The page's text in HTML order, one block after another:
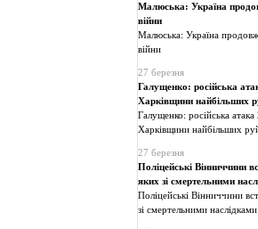
Малюська: Україна
війни
Малюська: Україна
війни
27 березня
Галущенко: російська
Харківщини найбільших
Галущенко: російська
Харківщини найбільших
27 березня
Поліцейські Вінниччини
яких зі смертельними
Поліцейські Вінниччини
зі смертельними наслідками